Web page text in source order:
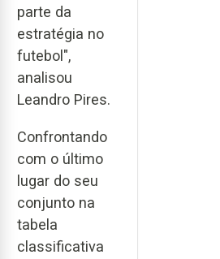
parte da
estratégia no
futebol",
analisou
Leandro Pires.
Confrontando
com o último
lugar do seu
conjunto na
tabela
classificativa